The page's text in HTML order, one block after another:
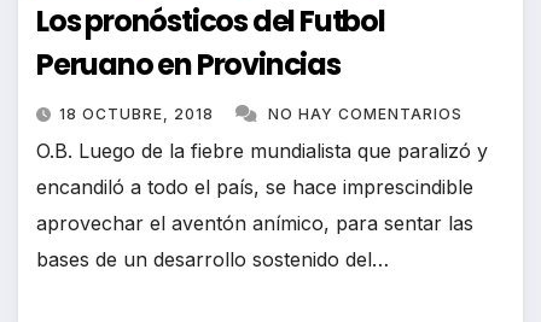
Los pronósticos del Futbol
Peruano en Provincias
18 OCTUBRE, 2018 NO HAY COMENTARIOS
O.B. Luego de la fiebre mundialista que paralizó y
encandiló a todo el país, se hace imprescindible
aprovechar el aventón anímico, para sentar las
bases de un desarrollo sostenido del…